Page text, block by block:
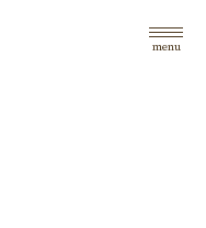
menu